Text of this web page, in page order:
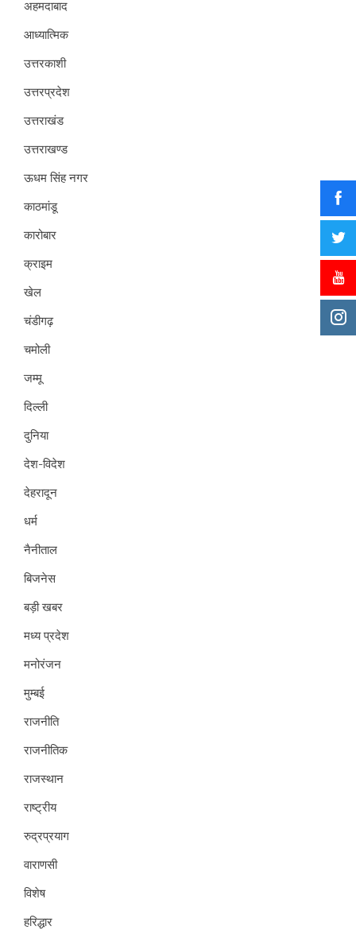
अहमदाबाद
आध्यात्मिक
उत्तरकाशी
उत्तरप्रदेश
उत्तराखंड
उत्तराखण्ड
ऊधम सिंह नगर
काठमांडू
कारोबार
क्राइम
खेल
चंडीगढ़
चमोली
जम्मू
दिल्ली
दुनिया
देश-विदेश
देहरादून
धर्म
नैनीताल
बिजनेस
बड़ी खबर
मध्य प्रदेश
मनोरंजन
मुम्बई
राजनीति
राजनीतिक
राजस्थान
राष्ट्रीय
रुद्रप्रयाग
वाराणसी
विशेष
हरिद्धार